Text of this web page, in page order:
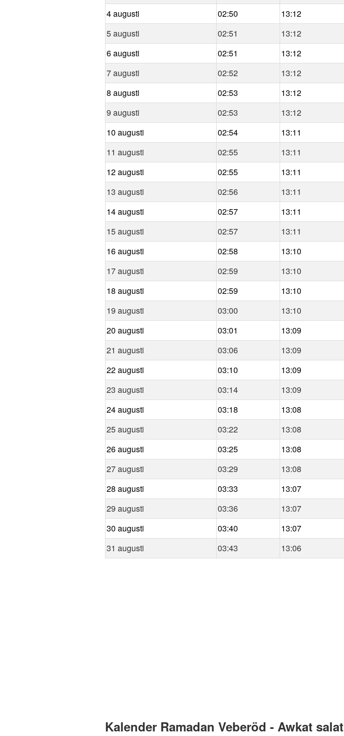
4 augusti
02:50 13:12
5 augusti
02:51 13:12
6 augusti
02:51 13:12
7 augusti
02:52 13:12
8 augusti
02:53 13:12
9 augusti
02:53 13:12
10 augusti
02:54 13:11
11 augusti
02:55 13:11
12 augusti
02:55 13:11
13 augusti
02:56 13:11
14 augusti
02:57 13:11
15 augusti
02:57 13:11
16 augusti
02:58 13:10
17 augusti
02:59 13:10
18 augusti
02:59 13:10
19 augusti
03:00 13:10
20 augusti
03:01 13:09
21 augusti
03:06 13:09
22 augusti
03:10 13:09
23 augusti
03:14 13:09
24 augusti
03:18 13:08
25 augusti
03:22 13:08
26 augusti
03:25 13:08
27 augusti
03:29 13:08
28 augusti
03:33 13:07
29 augusti
03:36 13:07
30 augusti
03:40 13:07
31 augusti
03:43 13:06
Kalender Ramadan Veberöd - Awkat salat